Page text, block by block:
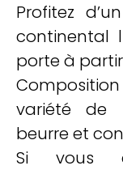
Profitez
continental
porte à
variété de
beurre et
Si vous